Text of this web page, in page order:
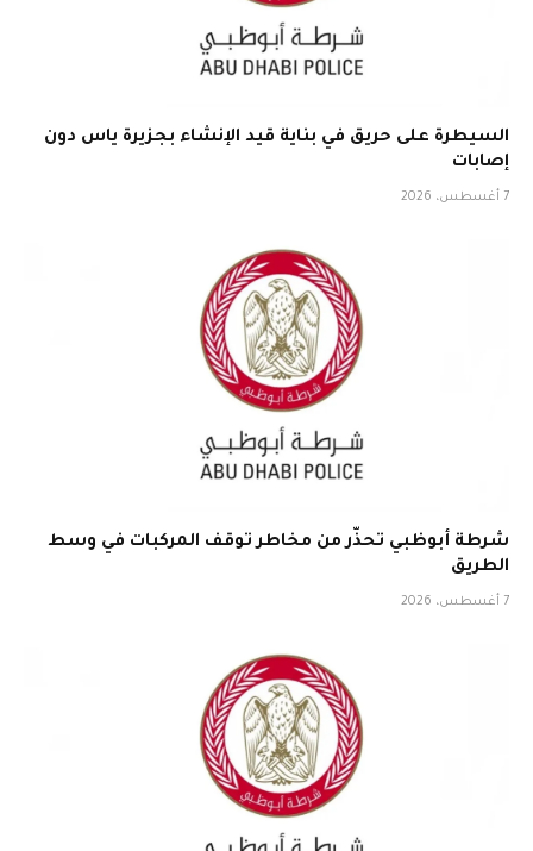
السيطرة على حريق في بناية قيد الإنشاء بجزيرة ياس دون
إصابات
7 أغسطس، 2026
شرطة أبوظبي تحذّر من مخاطر توقف المركبات في وسط
الطريق
7 أغسطس، 2026